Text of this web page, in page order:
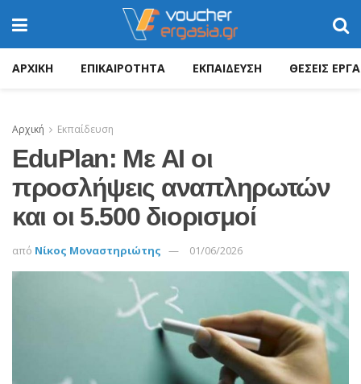
ΑΡΧΙΚΗ ΕΠΙΚΑΙΡΟΤΗΤΑ ΕΚΠΑΙΔΕΥΣΗ ΘΕΣΕΙΣ
Αρχική Εκπαίδευση
EduPlan: Με AI οι
προσλήψεις αναπληρωτών
και οι 5.500 διορισμοί
από Νίκος Μοναστηριώτης 01/06/2026